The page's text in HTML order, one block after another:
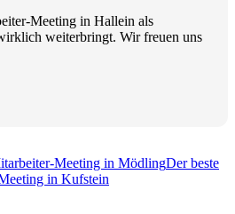
Meeting in Hallein als
weiterbringt. Wir freuen uns
Meeting in MödlingDer beste
in Kufstein